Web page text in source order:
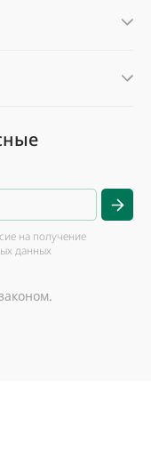
на получение
данных